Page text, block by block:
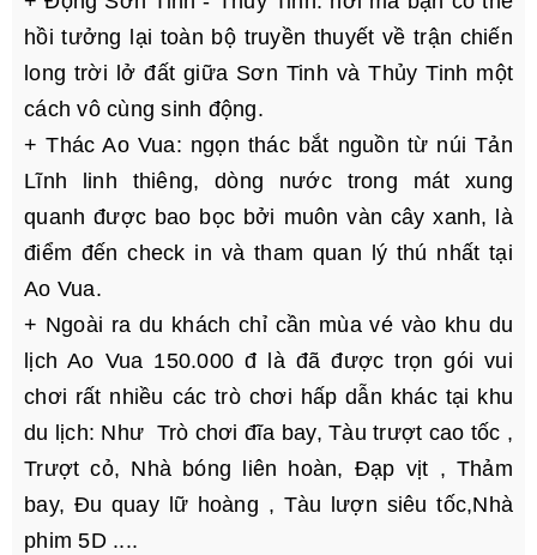
hồi tưởng lại toàn bộ truyền thuyết về trận chiến
long trời lở đất giữa Sơn Tinh và Thủy Tinh một
cách vô cùng sinh động.
+ Thác Ao Vua: ngọn thác bắt nguồn từ núi Tản
Lĩnh linh thiêng, dòng nước trong mát xung
quanh được bao bọc bởi muôn vàn cây xanh, là
điểm đến check in và tham quan lý thú nhất tại
Ao Vua.
+ Ngoài ra du khách chỉ cần mùa vé vào khu du
lịch Ao Vua 150.000 đ là đã được trọn gói vui
chơi rất nhiều các trò chơi hấp dẫn khác tại khu
du lịch: Như Trò chơi đĩa bay, Tàu trượt cao tốc ,
Trượt cỏ, Nhà bóng liên hoàn, Đạp vịt , Thảm
bay, Đu quay lữ hoàng , Tàu lượn siêu tốc,Nhà
phim 5D ....